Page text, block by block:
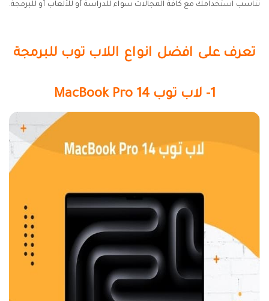
تناسب استخدامك مع كافة المجالات سواء للدراسة أو للألعاب أو للبرمجة.
تعرف على افضل انواع اللاب توب للبرمجة
1- لاب توب MacBook Pro 14